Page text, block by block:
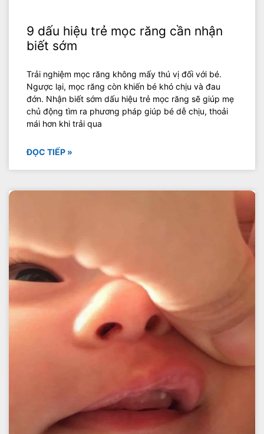
9 dấu hiệu trẻ mọc răng cần nhận
biết sớm
Trải nghiệm mọc răng không mấy thú vị đối với bé.
Ngược lại, mọc răng còn khiến bé khó chịu và đau
đớn. Nhận biết sớm dấu hiệu trẻ mọc răng sẽ giúp mẹ
chủ động tìm ra phương pháp giúp bé dễ chịu, thoải
mái hơn khi trải qua
ĐỌC TIẾP »